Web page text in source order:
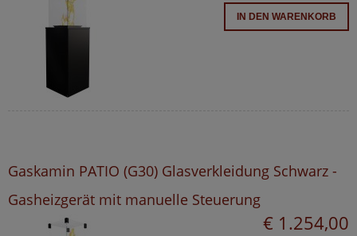
IN DEN WARENKORB
Gaskamin PATIO (G30) Glasverkleidung Schwarz -
Gasheizgerät mit manuelle Steuerung
€ 1.254,00